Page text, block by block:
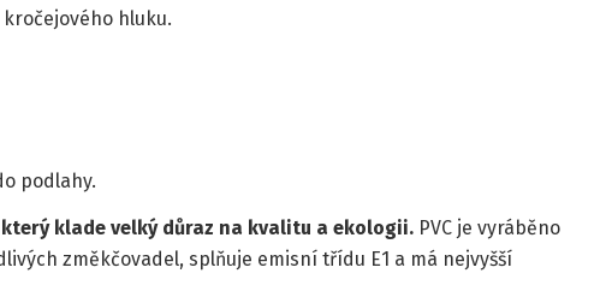
hluku.
podlahy.
klade velký důraz na kvalitu a ekologii. PVC je vyráběno
změkčovadel, splňuje emisní třídu E1 a má nejvyšší